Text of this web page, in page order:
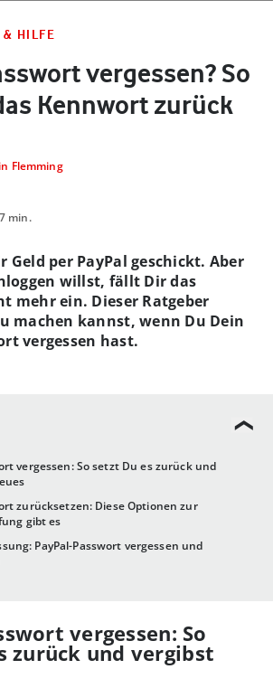
& HILFE
vergessen? So
Kennwort zurück
Flemming
7 min.
vergessen: So setzt Du es zurück und
zurücksetzen: Diese Optionen zur
gibt es
PayPal-Passwort vergessen und
Geld per PayPal geschickt. Aber
willst, fällt Dir das
mehr ein. Dieser Ratgeber
machen kannst, wenn Du Dein
vergessen hast.
vergessen: So
zurück und vergibst